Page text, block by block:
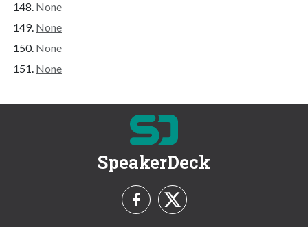
None
None
None
None
SpeakerDeck